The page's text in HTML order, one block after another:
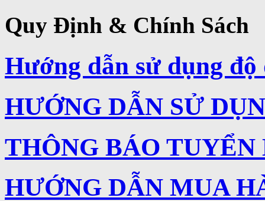
Quy Định & Chính Sách
Hướng dẫn sử dụng
HƯỚNG DẪN SỬ
THÔNG BÁO TUYỂN
HƯỚNG DẪN MUA